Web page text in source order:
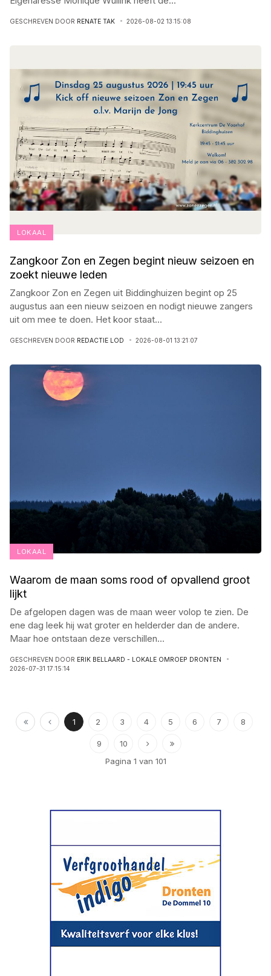
GESCHREVEN DOOR RENATE TAK 2026-08-02 13:15:08
LOKAAL
Zangkoor Zon en Zegen begint nieuw seizoen en
zoekt nieuwe leden
Zangkoor Zon en Zegen uit Biddinghuizen begint op 25
augustus aan een nieuw seizoen en nodigt nieuwe zangers
uit om mee te doen. Het koor staat...
GESCHREVEN DOOR REDACTIE LOD 2026-08-01 13:21:07
LOKAAL
Waarom de maan soms rood of opvallend groot
lijkt
De afgelopen dagen was de maan weer volop te zien. De
ene dag leek hij wat groter en helderder dan de andere.
Maar hoe ontstaan deze verschillen...
GESCHREVEN DOOR ERIK BELLAARD - LOKALE OMROEP DRONTEN
2026-07-31 17:15:14
1 2 3 4 5 6 7 8
9
10
Pagina 1 van 101